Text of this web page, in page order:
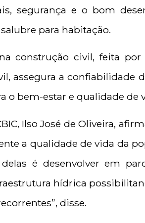
segurança e o bom
para habitação.
construção civil, feita
assegura a confiabilidade
o bem-estar e qualidade de
Ilso José de Oliveira,
a qualidade de vida da
é desenvolver em
hídrica
disse.